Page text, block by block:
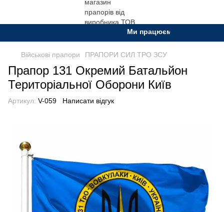
Ми працюємо. Все буде
Військові прапори ПРАПОРИ СИЛ ТРО ЗСУ
Прапор 131 Окремий Батальйон
Територіальної Оборони Київ
Артикул: V-059 Написати відгук